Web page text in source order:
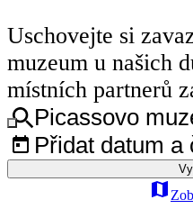
Uschovejte si
muzeum u našich
místních partnerů
Picassovo
Přidat datum a